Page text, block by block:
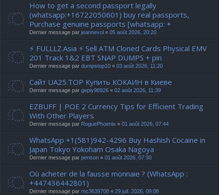
How to get a second passport legally
(whatsapp:+16722050601) buy real passports,
Purchase genuine passports [whatsapp: +
Dernier message par jeannevol « 05 août 2026, 20:20
⚡ FULLLZ.Asia ⚡ Sell ATM Cloned Cards Physical EMV
201 Track 1&2 EBT SNAP DUMPS + pin
Dernier message par dumpstop10 « 03 août 2026, 11:20
Сайт UA25.TOP Купить КОКАИН в Киеве
Dernier message par gepiy98926 « 02 août 2026, 11:39
EZBUFF | POE 2 Currency Tips for Efficient Trading
With Other Players
Dernier message par RoguePhoenix « 01 août 2026, 07:44
WhatsApp +1(581)942-4296 Buy Hashish Cocaine in
Japan Tokyo Yokoham Osaka Nagoya
Dernier message par penson « 01 août 2026, 07:30
Où acheter de la fausse monnaie ? (WhatsApp :
+447436442801)
Dernier message par mc3639708 « 29 juil. 2026, 09:08